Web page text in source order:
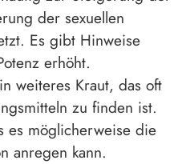
der sexuellen
Es gibt Hinweise
erhöht.
weiteres Kraut, das oft
zu finden ist.
es möglicherweise die
anregen kann.